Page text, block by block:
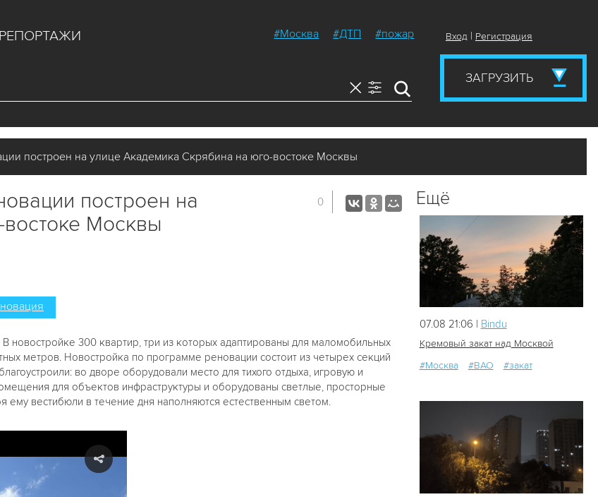
#Москва #ДТП #пожар Вход | Регистрация
ЗАГРУЗИТЬ
построен на улице Академика Скрябина на юго-востоке Москвы
построен на
Москвы
0
300 квартир, три из которых адаптированы для маломобильных
метров. Новостройка по программе реновации состоит из четырех секций
во дворе оборудовали место для тихого отдыха, игровую и
для объектов инфраструктуры и оборудованы светлые, просторные
вестибюли в течение дня наполняются естественным светом.
Ещё
07.08 21:06 | Bindu
Кремовый закат над Москвой
#Москва
#ВАО #закат